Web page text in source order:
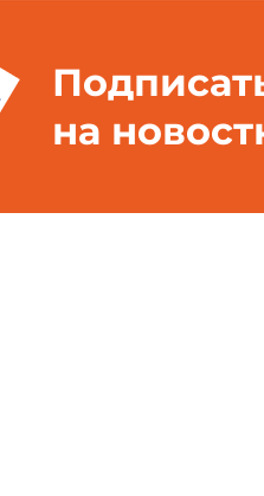
на